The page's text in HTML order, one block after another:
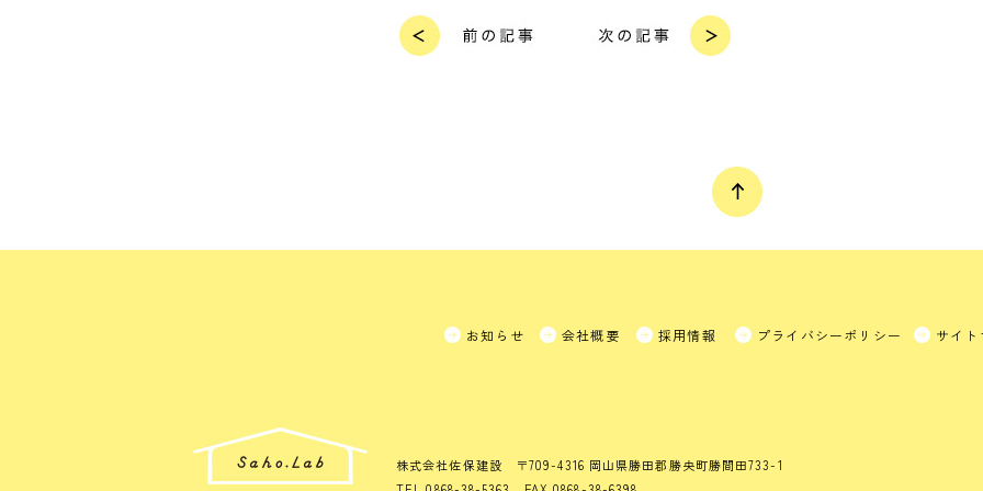
お知らせ 会社概要 採用情報 プライバシーポリシー サイ
株式会社佐保建設
〒709-4316 岡山県勝田郡勝央町勝間田733-1